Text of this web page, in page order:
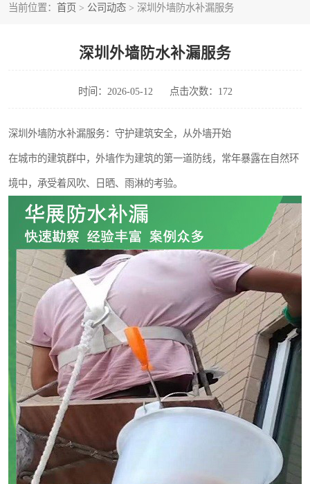
当前位置： 首页 > 公司动态 > 深圳外墙防水补漏服务
深圳外墙防水补漏服务
时间：2026-05-12 点击次数：172
深圳外墙防水补漏服务：守护建筑安全，从外墙开始
在城市的建筑群中，外墙作为建筑的第一道防线，常年暴露在自然环
境中，承受着风吹、日晒、雨淋的考验。